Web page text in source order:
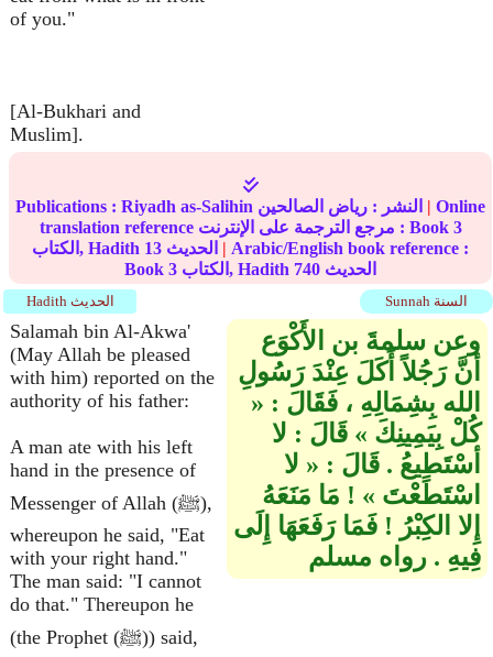
of you."
[Al-Bukhari and
Muslim].
Publications : Riyadh as-Salihin النشر : رياض الصالحين | Online
translation reference مرجع الترجمة على الإنترنت : Book 3
الكتاب, Hadith 13 | Arabic/English book reference :
Book 3 الكتاب, Hadith 740 الحديث
Sunnah السنة Hadith الحديث
Salamah bin Al-Akwa'
(May Allah be pleased
with him) reported on the
authority of his father:
A man ate with his left
hand in the presence of
Messenger of Allah (ﷺ),
whereupon he said, "Eat
with your right hand."
The man said: "I cannot
do that." Thereupon he
(the Prophet (ﷺ)) said,
وعن سلمةَ بن الأَكْوَع
أنَّ رَجُلاً أَكَلَ عِنْدَ رَسُولِ
الله بِشِمَالِهِ ، فَقَالَ : «
كُلْ بِيَمِينِكَ » قَالَ : لا
أسْتَطِيعُ . قَالَ : « لا
اسْتَطَعْتَ » ! مَا مَنَعَهُ
إِلا الكِبْرُ ! فَمَا رَفَعَهَا إِلَى
فِيهِ . رواه مسلم